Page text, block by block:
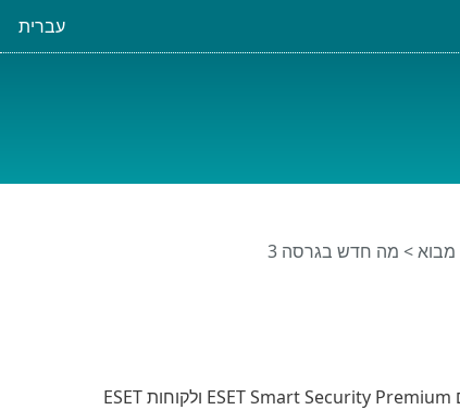
עברית
> מה חדש בגרסה 3
Password Manager אינו זמין עבור לקוחות חדשים וזמין באופן זמני עבור לקוחות קיימים ESET Smart Security Premium ולקוחות ESET